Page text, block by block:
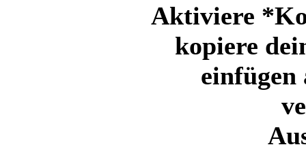
Aktiviere
kopiere
einfügen